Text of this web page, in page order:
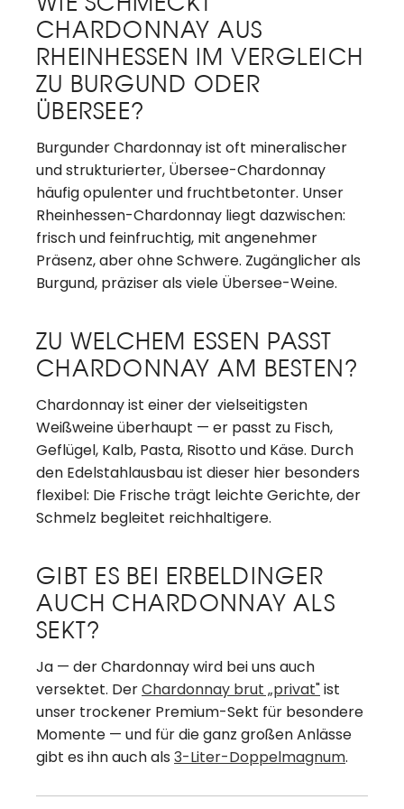
CHARDONNAY AUS
RHEINHESSEN IM VERGLEICH
ZU BURGUND ODER
ÜBERSEE?
Burgunder Chardonnay ist oft mineralischer
und strukturierter, Übersee-Chardonnay
häufig opulenter und fruchtbetonter. Unser
Rheinhessen-Chardonnay liegt dazwischen:
frisch und feinfruchtig, mit angenehmer
Präsenz, aber ohne Schwere. Zugänglicher als
Burgund, präziser als viele Übersee-Weine.
ZU WELCHEM ESSEN PASST
CHARDONNAY AM BESTEN?
Chardonnay ist einer der vielseitigsten
Weißweine überhaupt — er passt zu Fisch,
Geflügel, Kalb, Pasta, Risotto und Käse. Durch
den Edelstahlausbau ist dieser hier besonders
flexibel: Die Frische trägt leichte Gerichte, der
Schmelz begleitet reichhaltigere.
GIBT ES BEI ERBELDINGER
AUCH CHARDONNAY ALS
SEKT?
Ja — der Chardonnay wird bei uns auch
versektet. DerChardonnay brut „privat"ist
unser trockener Premium-Sekt für besondere
Momente — und für die ganz großen Anlässe
gibt es ihn auch als 3-Liter-Doppelmagnum.